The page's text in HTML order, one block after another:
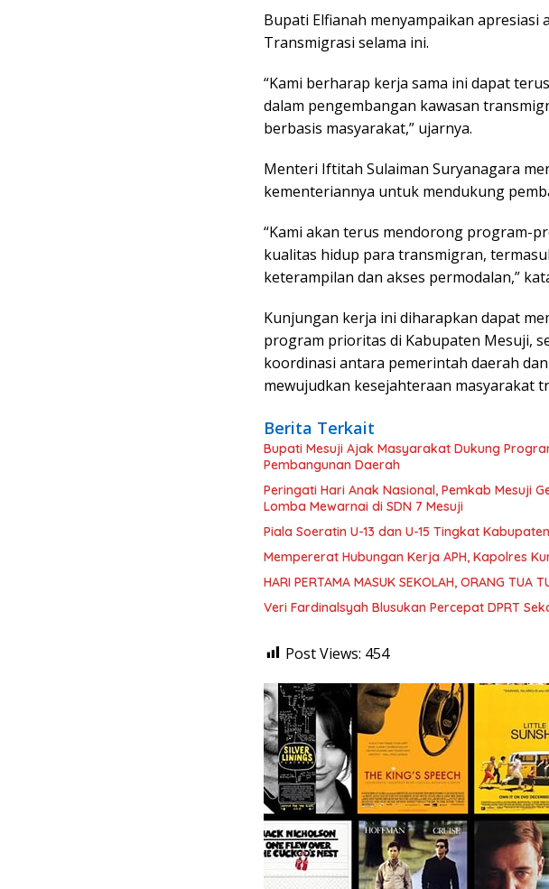
Bupati Elfianah menyampaikan apresiasi
Transmigrasi selama ini.
“Kami berharap kerja sama ini dapat
dalam pengembangan kawasan
berbasis masyarakat,” ujarnya.
Menteri Iftitah Sulaiman Suryanagara
kementeriannya untuk mendukung
“Kami akan terus mendorong program-
kualitas hidup para transmigran,
keterampilan dan akses permodalan,”
Kunjungan kerja ini diharapkan dapat
program prioritas di Kabupaten Mesuji,
koordinasi antara pemerintah daerah
mewujudkan kesejahteraan masyarakat
Berita Terkait
Bupati Mesuji Ajak Masyarakat Dukung
Pembangunan Daerah
Peringati Hari Anak Nasional, Pemkab Mesuji
Lomba Mewarnai di SDN 7 Mesuji
Piala Soeratin U-13 dan U-15 Tingkat
Mempererat Hubungan Kerja APH, Kapolres
HARI PERTAMA MASUK SEKOLAH, ORANG TUA
Veri Fardinalsyah Blusukan Percepat DPRT
Post Views: 454